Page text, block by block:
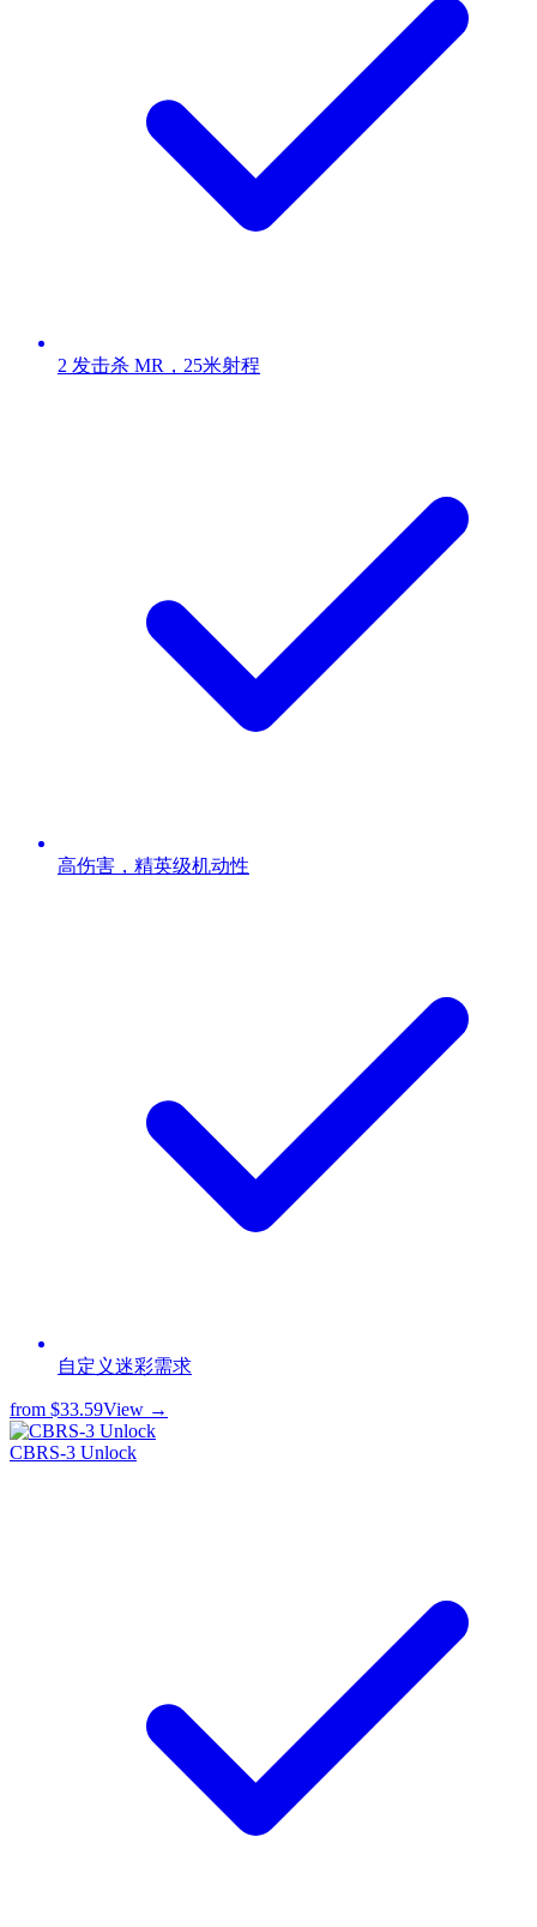
2 发击杀 MR，25米射程
高伤害，精英级机动性
自定义迷彩需求
from $33.59View →
CBRS-3 Unlock